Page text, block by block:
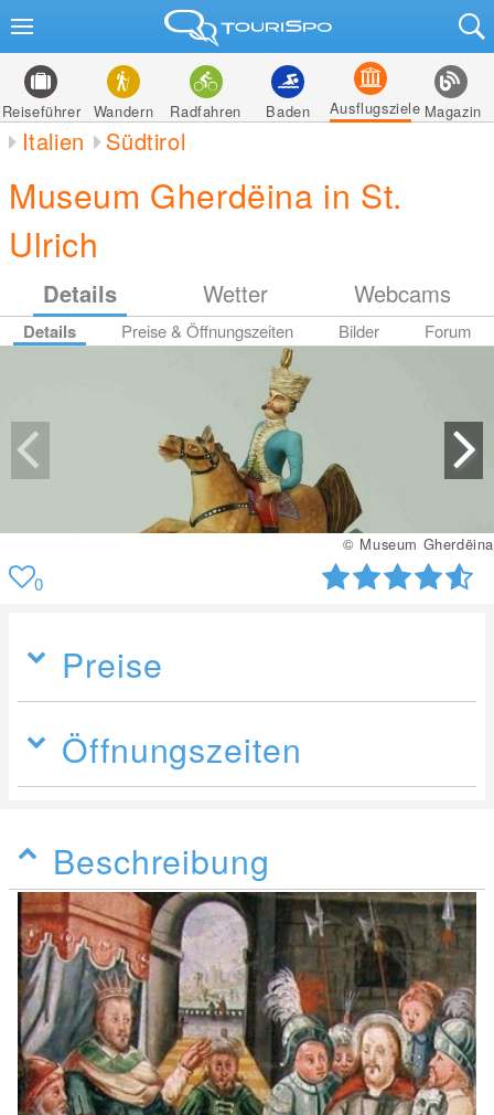
Reiseführer Wandern Radfahren Baden Ausflugsziele Magazin
Italien Südtirol
Museum Gherdëina in St.
Ulrich
Details Wetter Webcams
Details Preise & Öffnungszeiten Bilder Forum
© Museum Gherdëina
0
Preise
Öffnungszeiten
Beschreibung